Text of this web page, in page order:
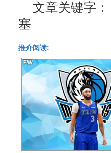
文章关键字：
塞
推介阅读: